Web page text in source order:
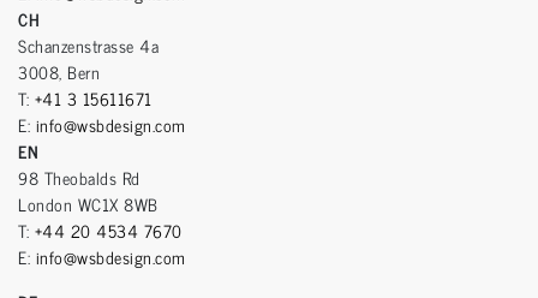
CH
Schanzenstrasse 4a
3008, Bern
T: +41 3 15611671
E: info@wsbdesign.com
EN
98 Theobalds Rd
London WC1X 8WB
T: +44 20 4534 7670
E: info@wsbdesign.com